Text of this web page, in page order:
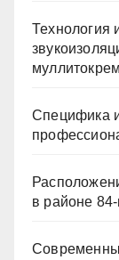
Технология
Специфика
в районе